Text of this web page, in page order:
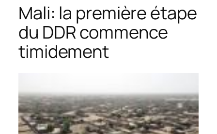
Mali: la première étape
du DDR commence
timidement